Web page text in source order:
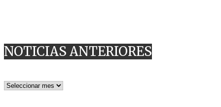
NOTICIAS ANTERIORES
NOTICIAS